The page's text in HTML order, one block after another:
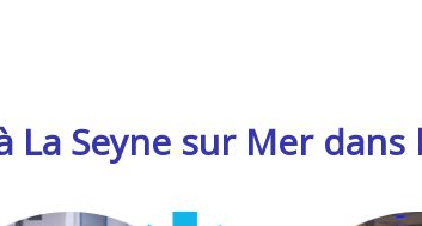
Seyne sur Mer dans